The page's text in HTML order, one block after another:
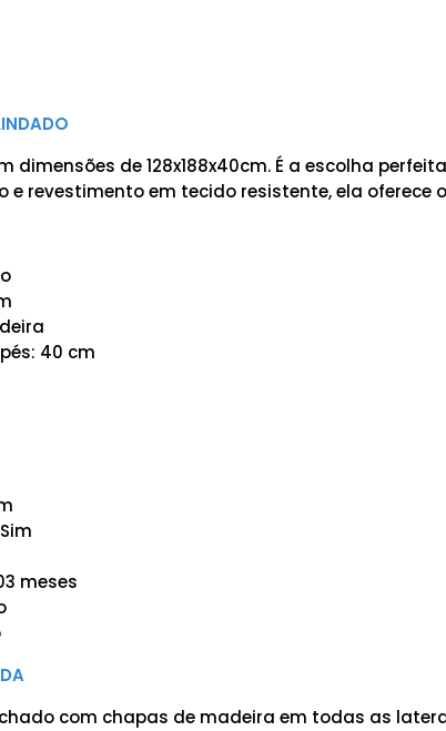
dimensões de 128x188x40cm. É a escolha
revestimento em tecido resistente, ela
40 cm
meses
com chapas de madeira em todas as